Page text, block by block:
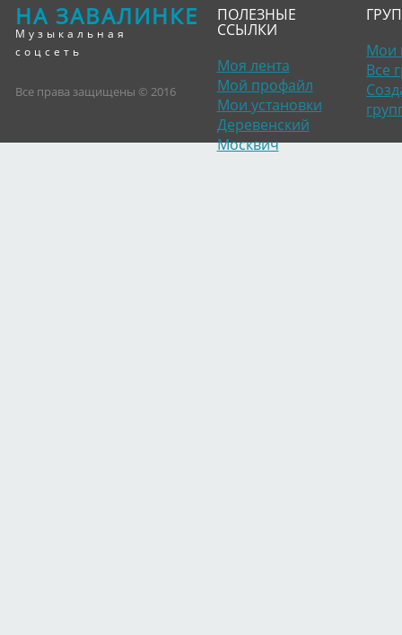
НА ЗАВАЛИНКЕ
Музыкальная
соцсеть
Все права защищены © 2016
ПОЛЕЗНЫЕ
ССЫЛКИ
Моя лента
Мой профайл
Мои установки
Деревенский
Москвич
Мои
Все